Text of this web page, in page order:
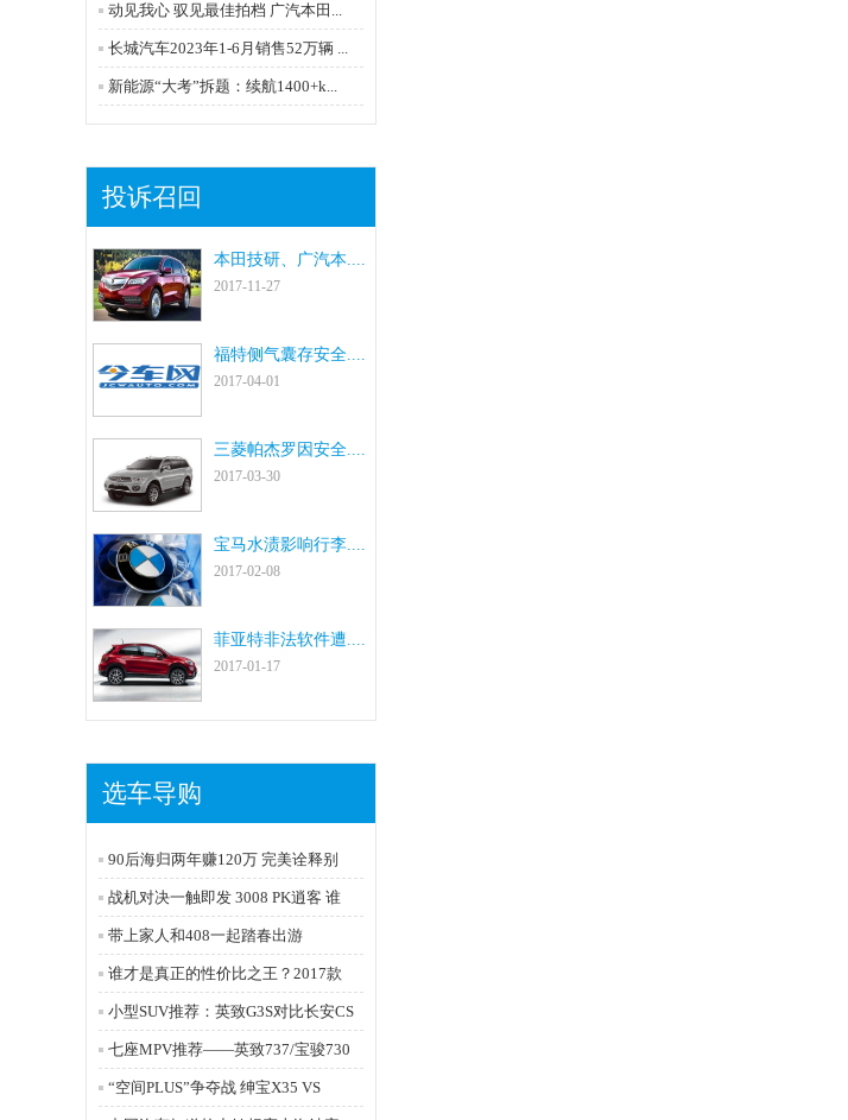
动见我心 驭见最佳拍档 广汽本田...
长城汽车2023年1-6月销售52万辆 ...
新能源“大考”拆题：续航1400+k...
投诉召回
本田技研、广汽本....
2017-11-27
福特侧气囊存安全....
2017-04-01
三菱帕杰罗因安全....
2017-03-30
宝马水渍影响行李....
2017-02-08
菲亚特非法软件遭....
2017-01-17
选车导购
90后海归两年赚120万 完美诠释别
战机对决一触即发 3008 PK逍客 谁
带上家人和408一起踏春出游
谁才是真正的性价比之王？2017款
小型SUV推荐：英致G3S对比长安CS
七座MPV推荐——英致737/宝骏730
“空间PLUS”争夺战 绅宝X35 VS